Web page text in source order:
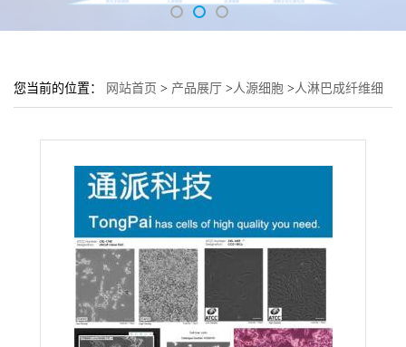
您当前的位置： 网站首页 > 产品展厅 >人源细胞 >人淋巴成纤维细